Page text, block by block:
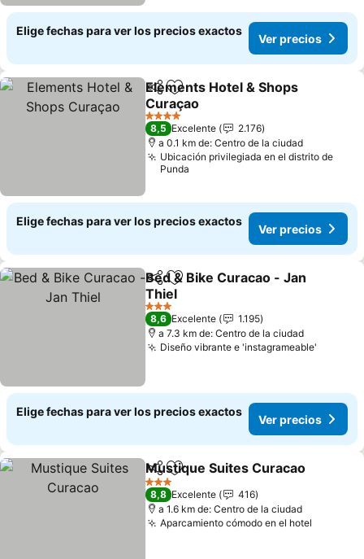
Elige fechas para ver los precios exactos
Ver precios
CompartirAgregar a favoritos
Elements Hotel & Shops
Curaçao
Ver precios
4 Estrellas
8,5 Excelente
2.176
a 0.1 km de: Centro de la ciudad
Ubicación privilegiada en el distrito de
Punda
Elige fechas para ver los precios exactos
Ver precios
CompartirAgregar a favoritos
Bed & Bike Curacao - Jan
Thiel
Ver precios
3 Estrellas
8,6 Excelente
1.195
a 7.3 km de: Centro de la ciudad
Diseño vibrante e 'instagrameable'
Elige fechas para ver los precios exactos
Ver precios
CompartirAgregar a favoritos
Mustique Suites Curacao
3 Estrellas
8,8 Excelente
416
a 1.6 km de: Centro de la ciudad
Aparcamiento cómodo en el hotel